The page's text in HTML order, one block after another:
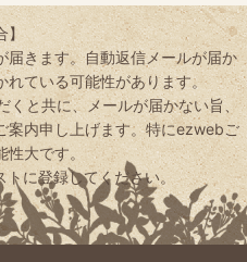
】
届きます。自動返信メールが届か
れている可能性があります。
と共に、メールが届かない旨、
案内申し上げます。特にezwebご
性大です。
に登録してください。